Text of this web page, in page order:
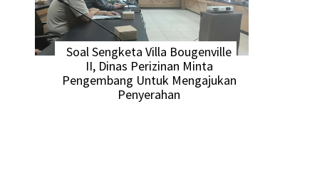
Soal Sengketa Villa Bougenville
II, Dinas Perizinan Minta
Pengembang Untuk Mengajukan
Penyerahan